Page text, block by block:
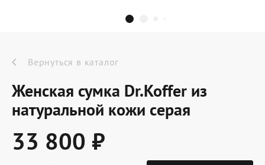
Dr.Koffer Outlet
Новинки
Акции
О компании
Вернуться в каталог
Женская сумка Dr.Koffer из
натуральной кожи серая
33 800 ₽